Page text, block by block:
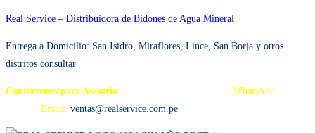
Ir
al
contenido
Real Service – Distribuidora de Bidones de Agua Mineral
Entrega a Domicilio: San Isidro, Miraflores, Lince, San Borja y otros
consultar
Contáctenos para Asesoría WhatsApp:
Email:ventas@realservice.com.pe